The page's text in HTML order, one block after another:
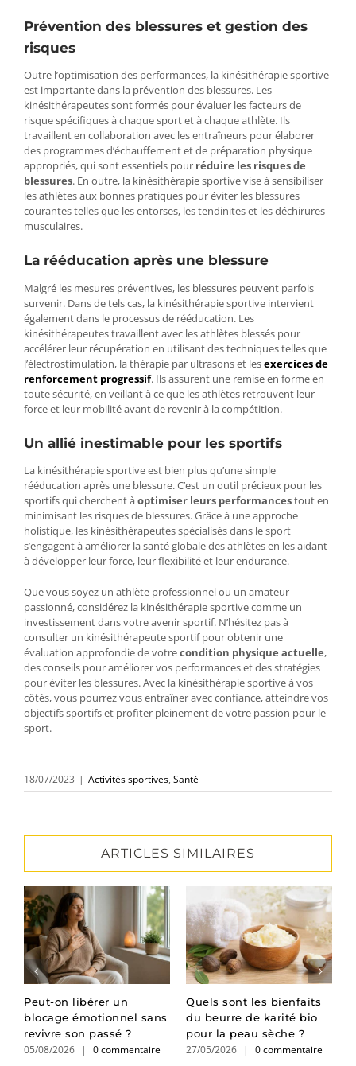
Prévention des blessures et gestion des
risques
Outre l’optimisation des performances, la kinésithérapie sportive
est importante dans la prévention des blessures. Les
kinésithérapeutes sont formés pour évaluer les facteurs de
risque spécifiques à chaque sport et à chaque athlète. Ils
travaillent en collaboration avec les entraîneurs pour élaborer
des programmes d’échauffement et de préparation physique
appropriés, qui sont essentiels pour réduire les risques de
blessures. En outre, la kinésithérapie sportive vise à sensibiliser
les athlètes aux bonnes pratiques pour éviter les blessures
courantes telles que les entorses, les tendinites et les déchirures
musculaires.
La rééducation après une blessure
Malgré les mesures préventives, les blessures peuvent parfois
survenir. Dans de tels cas, la kinésithérapie sportive intervient
également dans le processus de rééducation. Les
kinésithérapeutes travaillent avec les athlètes blessés pour
accélérer leur récupération en utilisant des techniques telles que
l’électrostimulation, la thérapie par ultrasons et lesexercices de
renforcement progressif. Ils assurent une remise en forme en
toute sécurité, en veillant à ce que les athlètes retrouvent leur
force et leur mobilité avant de revenir à la compétition.
Un allié inestimable pour les sportifs
La kinésithérapie sportive est bien plus qu’une simple
rééducation après une blessure. C’est un outil précieux pour les
sportifs qui cherchent àoptimiser leurs performancestout en
minimisant les risques de blessures. Grâce à une approche
holistique, les kinésithérapeutes spécialisés dans le sport
s’engagent à améliorer la santé globale des athlètes en les aidant
à développer leur force, leur flexibilité et leur endurance.
Que vous soyez un athlète professionnel ou un amateur
passionné, considérez la kinésithérapie sportive comme un
investissement dans votre avenir sportif. N’hésitez pas à
consulter un kinésithérapeute sportif pour obtenir une
évaluation approfondie de votrecondition physique actuelle,
des conseils pour améliorer vos performances et des stratégies
pour éviter les blessures. Avec la kinésithérapie sportive à vos
côtés, vous pourrez vous entraîner avec confiance, atteindre vos
objectifs sportifs et profiter pleinement de votre passion pour le
sport.
18/07/2023 | Activités sportives, Santé
ARTICLES SIMILAIRES
Peut-on libérer un
blocage émotionnel sans
revivre son passé ?
05/08/2026 | 0 commentaire
Quels sont les bienfaits
du beurre de karité bio
pour la peau sèche ?
27/05/2026 | 0 commentaire